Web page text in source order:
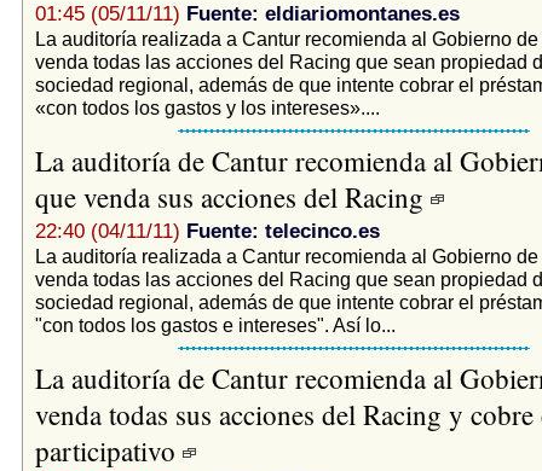
01:45 (05/11/11) Fuente: eldiariomontanes.es
La auditoría realizada a Cantur recomienda al Gobierno
venda todas las acciones del Racing que sean propiedad
sociedad regional, además de que intente cobrar el
«con todos los gastos y los intereses»....
La auditoría de Cantur recomienda al
que venda sus acciones del Racing
22:40 (04/11/11) Fuente: telecinco.es
La auditoría realizada a Cantur recomienda al Gobierno
venda todas las acciones del Racing que sean propiedad
sociedad regional, además de que intente cobrar el
"con todos los gastos e intereses". Así lo...
La auditoría de Cantur recomienda al
venda todas sus acciones del Racing y
participativo